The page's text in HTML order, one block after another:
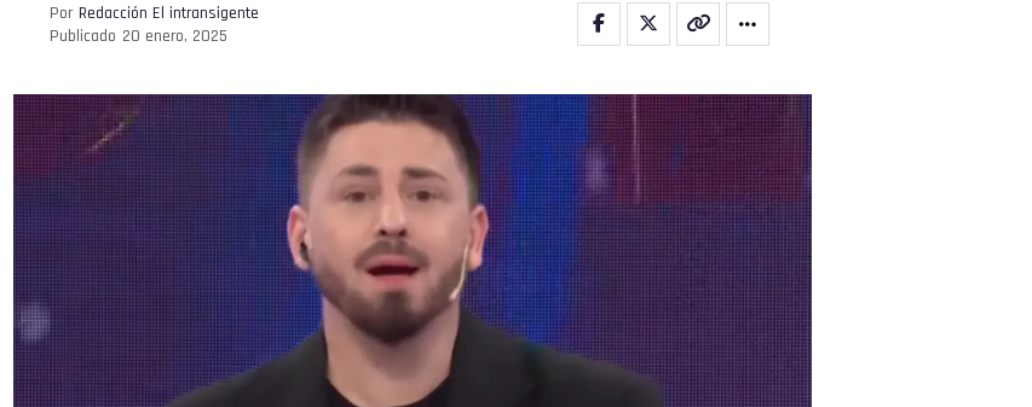
Por Redacción El intransigente
Publicado 20 enero, 2025